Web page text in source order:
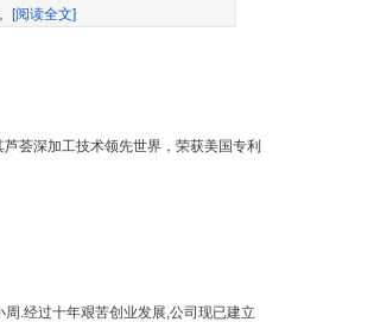
[阅读全文]
荟深加工技术领先世界，荣获美国专利
.经过十年艰苦创业发展,公司现已建立